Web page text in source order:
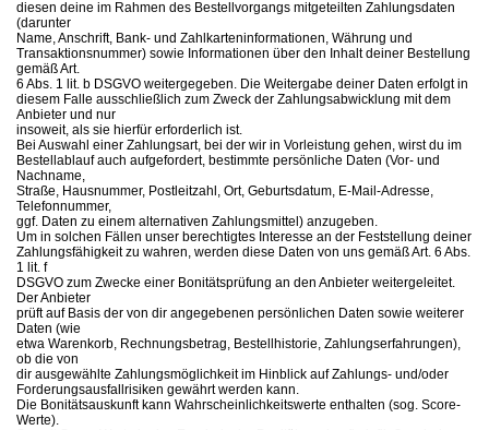
diesen deine im Rahmen des Bestellvorgangs mitgeteilten Zahlungsdaten
(darunter
Name, Anschrift, Bank- und Zahlkarteninformationen, Währung und
Transaktionsnummer) sowie Informationen über den Inhalt deiner Bestellung
gemäß Art.
6 Abs. 1 lit. b DSGVO weitergegeben. Die Weitergabe deiner Daten erfolgt in
diesem Falle ausschließlich zum Zweck der Zahlungsabwicklung mit dem
Anbieter und nur
insoweit, als sie hierfür erforderlich ist.
Bei Auswahl einer Zahlungsart, bei der wir in Vorleistung gehen, wirst du im
Bestellablauf auch aufgefordert, bestimmte persönliche Daten (Vor- und
Nachname,
Straße, Hausnummer, Postleitzahl, Ort, Geburtsdatum, E-Mail-Adresse,
Telefonnummer,
ggf. Daten zu einem alternativen Zahlungsmittel) anzugeben.
Um in solchen Fällen unser berechtigtes Interesse an der Feststellung deiner
Zahlungsfähigkeit zu wahren, werden diese Daten von uns gemäß Art. 6 Abs.
1 lit. f
DSGVO zum Zwecke einer Bonitätsprüfung an den Anbieter weitergeleitet.
Der Anbieter
prüft auf Basis der von dir angegebenen persönlichen Daten sowie weiterer
Daten (wie
etwa Warenkorb, Rechnungsbetrag, Bestellhistorie, Zahlungserfahrungen),
ob die von
dir ausgewählte Zahlungsmöglichkeit im Hinblick auf Zahlungs- und/oder
Forderungsausfallrisiken gewährt werden kann.
Die Bonitätsauskunft kann Wahrscheinlichkeitswerte enthalten (sog. Score-
Werte).